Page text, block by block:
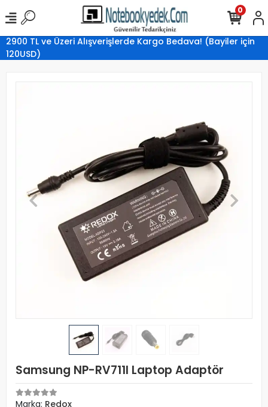
2900 TL ve Üzeri Alışverişlerde Kargo Bedava! (Bayiler için
120USD)
0
Samsung NP-RV711I Laptop Adaptör
Marka: Redox